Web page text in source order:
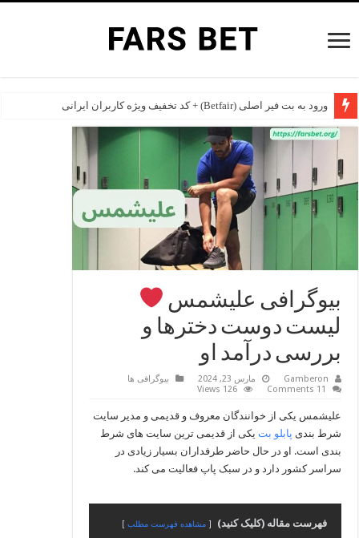
ورود به بت فیر اصلی (Betfair) + کد تخفیف ویژه کاربران ایرانی
بهترین سایت های شرط بندی خارجی برای ایرانی ها در سال 2026
بیوگرافی علیشمس
لیست دوست دخترها و
بررسی درآمد او
Gamberon مارس 23, 2024
بیوگرافی ها
11 Comments
126 Views
علیشمس یکی از خوانندگان معروف و قدیمی و مدیر سایت
شرط بندی پابلو بت یکی از قدیمی ترین سایت های شرط
بندی است. او در حال حاضر طرفداران بسیار زیادی در
سراسر کشور دارد و در سبک پاپ فعالیت می کند.
فهرست مقاله (کلیک کنید) مشاهده فهرست مطلب